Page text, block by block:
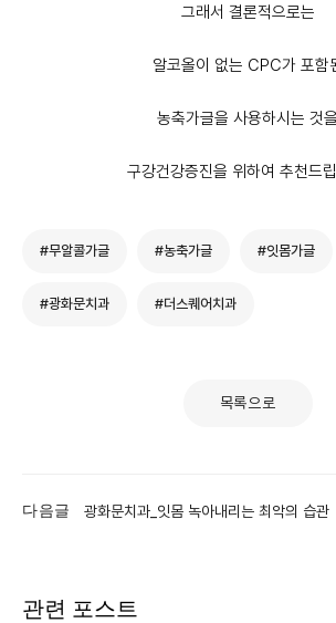
그래서 결론적으로는
알코올이 없는 CPC가 포함
농축가글을 사용하시는 것을
구강건강증진을 위하여 추천드
#무알콜가글 #농축가글 #잇몸가글
#광화문치과 #더스퀘어치과
목록으로
다음글 광화문치과_잇몸 녹아내리는 최악의 습관
관련 포스트